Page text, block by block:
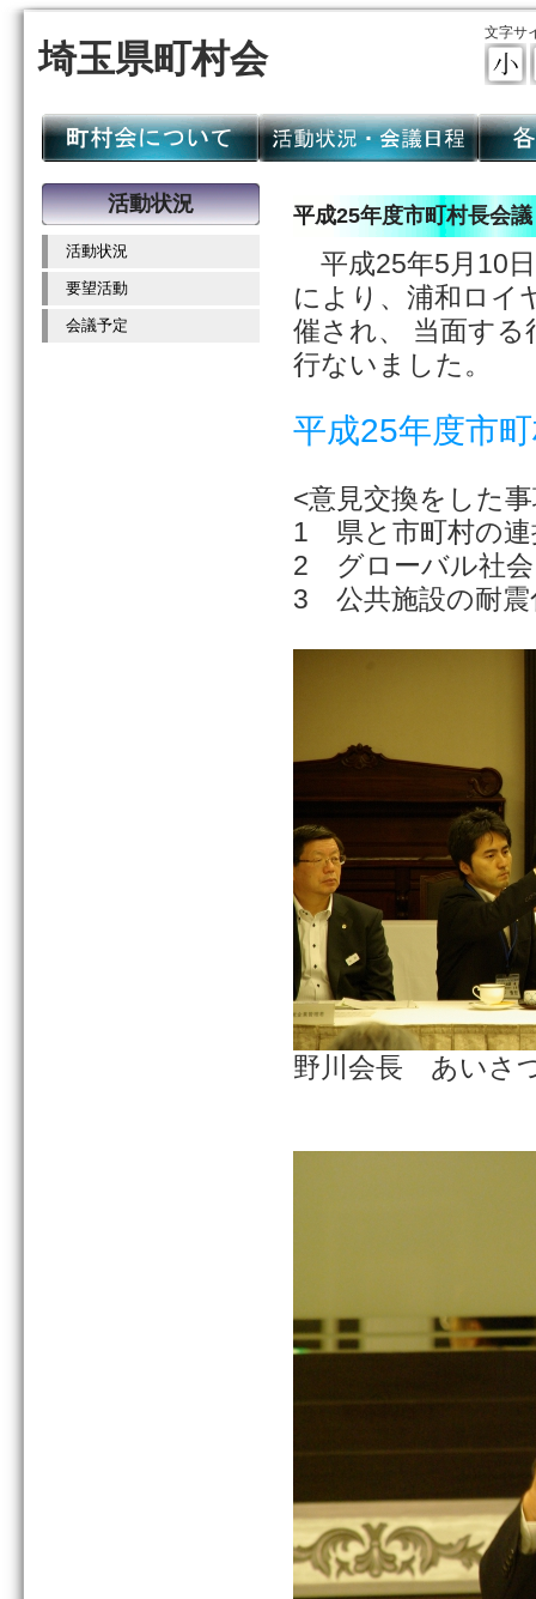
文字サ
埼玉県町村会
活動状況
活動状況
要望活動
会議予定
平成25年度市町村長会議
平成25年5月10
により、浦和ロイ
催され、 当面する
行ないました。
平成25年度市
<意見交換をした
1 県と市町村の連
2 グローバル社会
3 公共施設の耐震
野川会長 あいさ